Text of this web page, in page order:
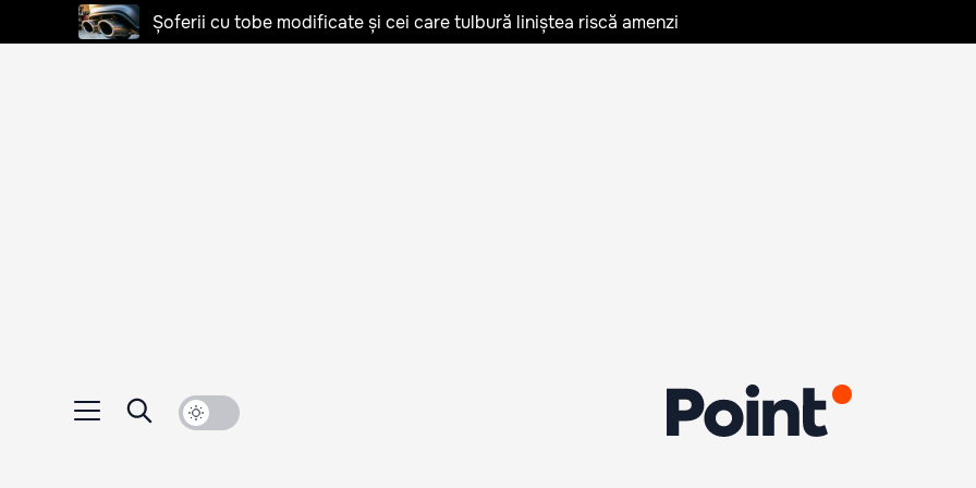
Șoferii cu tobe modificate și cei care tulbură liniștea riscă amenzi